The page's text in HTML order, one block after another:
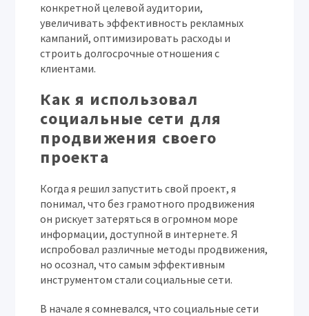
конкретной целевой аудитории,
увеличивать эффективность рекламных
кампаний, оптимизировать расходы и
строить долгосрочные отношения с
клиентами.
Как я использовал
социальные сети для
продвижения своего
проекта
Когда я решил запустить свой проект, я
понимал, что без грамотного продвижения
он рискует затеряться в огромном море
информации, доступной в интернете. Я
испробовал различные методы продвижения,
но осознал, что самым эффективным
инструментом стали социальные сети.
В начале я сомневался, что социальные сети